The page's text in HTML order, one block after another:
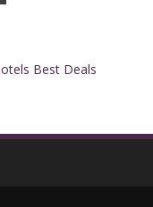
Best Deals